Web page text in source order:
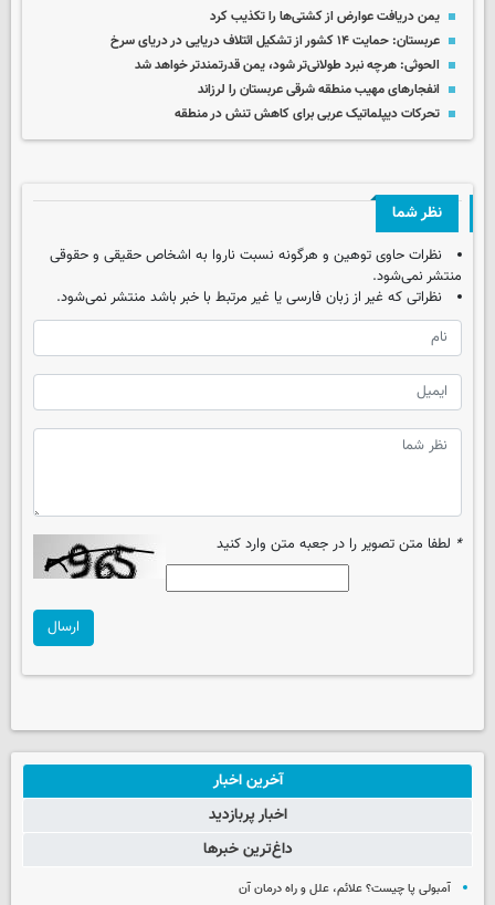
یمن دریافت عوارض از کشتی‌ها را تکذیب کرد
عربستان: حمایت ۱۴ کشور از تشکیل ائتلاف دریایی در دریای سرخ
الحوثی: هرچه نبرد طولانی‌تر شود، یمن قدرتمندتر خواهد شد
انفجارهای مهیب منطقه شرقی عربستان را لرزاند
تحرکات دیپلماتیک عربی برای کاهش تنش در منطقه
نظر شما
نظرات حاوی توهین و هرگونه نسبت ناروا به اشخاص حقیقی و حقوقی
منتشر نمی‌شود.
نظراتی که غیر از زبان فارسی یا غیر مرتبط با خبر باشد منتشر نمی‌شود.
* لطفا متن تصویر را در جعبه متن وارد کنید
ارسال
آخرین اخبار
اخبار پربازدید
داغ‌ترین خبرها
آمبولی پا چیست؟ علائم، علل و راه درمان آن